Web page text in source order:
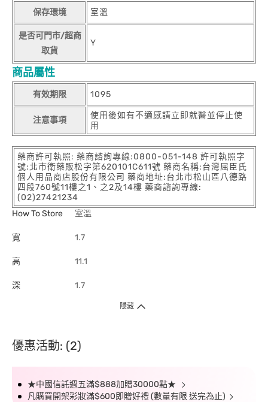
保存環境 室溫
是否可門市/超商
取貨
Y
商品屬性
有效期限 1095
注意事項
使用後如有不適感請立即就醫並停止使
用
藥商許可執照: 藥商諮詢專線:0800-051-148 許可執照字
號:北市衛藥販松字第620101C611號 藥商名稱:台灣屈臣氏
個人用品商店股份有限公司 藥商地址:台北市松山區八德路
四段760號11樓之1、之2及14樓 藥商諮詢專線:
(02)27421234
How To Store
室溫
寬 1.7
高 11.1
深 1.7
隱藏
優惠活動: (2)
★中國信託週五滿$888加贈30000點★
凡購買開架彩妝滿$600即贈好禮 (數量有限 送完為止)